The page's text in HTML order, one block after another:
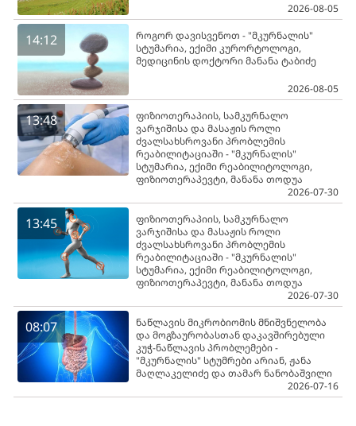
2026-08-05
14:12
როგორ დავისვენოთ - "მკურნალის"
სტუმარია, ექიმი კურორტოლოგი,
მედიცინის დოქტორი მანანა ტაბიძე
2026-08-05
13:48
ფიზიოთერაპიის, სამკურნალო
ვარჯიშისა და მასაჟის როლი
ძვალსახსროვანი პრობლემის
რეაბილიტაციაში - "მკურნალის"
სტუმარია, ექიმი რეაბილიტოლოგი,
ფიზიოთერაპევტი, მანანა თოდუა
2026-07-30
13:45
ფიზიოთერაპიის, სამკურნალო
ვარჯიშისა და მასაჟის როლი
ძვალსახსროვანი პრობლემის
რეაბილიტაციაში - "მკურნალის"
სტუმარია, ექიმი რეაბილიტოლოგი,
ფიზიოთერაპევტი, მანანა თოდუა
2026-07-30
08:07
ნაწლავის მიკრობიომის მნიშვნელობა
და მოგზაურობასთან დაკავშირებული
კუჭ-ნაწლავის პრობლემები -
"მკურნალის" სტუმრები არიან, ჟანა
მაღლაკელიძე და თამარ ნანობაშვილი
2026-07-16